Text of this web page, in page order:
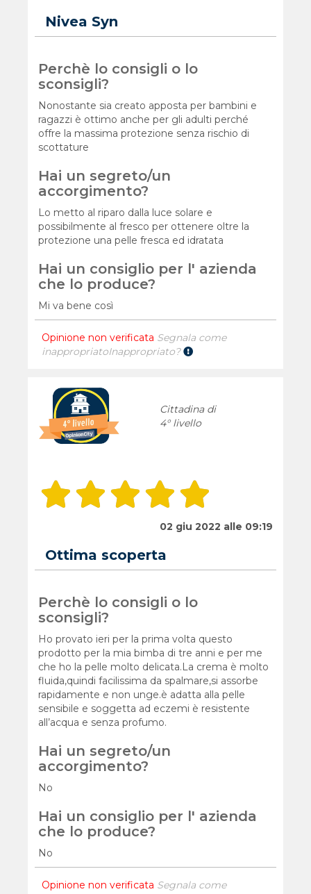
Nivea Syn
Perchè lo consigli o lo
sconsigli?
Nonostante sia creato apposta per bambini e
ragazzi è ottimo anche per gli adulti perché
offre la massima protezione senza rischio di
scottature
Hai un segreto/un
accorgimento?
Lo metto al riparo dalla luce solare e
possibilmente al fresco per ottenere oltre la
protezione una pelle fresca ed idratata
Hai un consiglio per l' azienda
che lo produce?
Mi va bene così
Opinione non verificata Segnala come
inappropriatoInappropriato?
Cittadina di
4° livello
02 giu 2022 alle 09:19
Ottima scoperta
Perchè lo consigli o lo
sconsigli?
Ho provato ieri per la prima volta questo
prodotto per la mia bimba di tre anni e per me
che ho la pelle molto delicata.La crema è molto
fluida,quindi facilissima da spalmare,si assorbe
rapidamente e non unge.è adatta alla pelle
sensibile e soggetta ad eczemi è resistente
all’acqua e senza profumo.
Hai un segreto/un
accorgimento?
No
Hai un consiglio per l' azienda
che lo produce?
No
Opinione non verificata Segnala come